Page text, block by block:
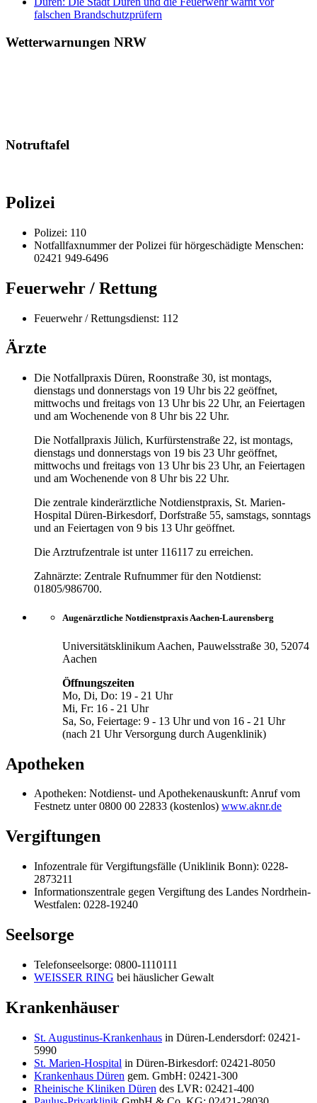
falschen Brandschutzprüfern
Wetterwarnungen NRW
Notruftafel
Polizei
Polizei: 110
Notfallfaxnummer der Polizei für hörgeschädigte Menschen:
02421 949-6496
Feuerwehr / Rettung
Feuerwehr / Rettungsdienst: 112
Ärzte
Die Notfallpraxis Düren, Roonstraße 30, ist montags,
dienstags und donnerstags von 19 Uhr bis 22 geöffnet,
mittwochs und freitags von 13 Uhr bis 22 Uhr, an Feiertagen
und am Wochenende von 8 Uhr bis 22 Uhr.
Die Notfallpraxis Jülich, Kurfürstenstraße 22, ist montags,
dienstags und donnerstags von 19 bis 23 Uhr geöffnet,
mittwochs und freitags von 13 Uhr bis 23 Uhr, an Feiertagen
und am Wochenende von 8 Uhr bis 22 Uhr.
Die zentrale kinderärztliche Notdienstpraxis, St. Marien-
Hospital Düren-Birkesdorf, Dorfstraße 55, samstags, sonntags
und an Feiertagen von 9 bis 13 Uhr geöffnet.
Die Arztrufzentrale ist unter 116117 zu erreichen.
Zahnärzte: Zentrale Rufnummer für den Notdienst:
01805/986700.
Augenärztliche Notdienstpraxis Aachen-Laurensberg
Universitätsklinikum Aachen, Pauwelsstraße 30, 52074
Aachen
Öffnungszeiten
Mo, Di, Do: 19 - 21 Uhr
Mi, Fr: 16 - 21 Uhr
Sa, So, Feiertage: 9 - 13 Uhr und von 16 - 21 Uhr
(nach 21 Uhr Versorgung durch Augenklinik)
Apotheken
Apotheken: Notdienst- und Apothekenauskunft: Anruf vom
Festnetz unter 0800 00 22833 (kostenlos) www.aknr.de
Vergiftungen
Infozentrale für Vergiftungsfälle (Uniklinik Bonn): 0228-
2873211
Informationszentrale gegen Vergiftung des Landes Nordrhein-
Westfalen: 0228-19240
Seelsorge
Telefonseelsorge: 0800-1110111
WEISSER RING bei häuslicher Gewalt
Krankenhäuser
St. Augustinus-Krankenhaus in Düren-Lendersdorf: 02421-
5990
St. Marien-Hospital in Düren-Birkesdorf: 02421-8050
Krankenhaus Düren gem. GmbH: 02421-300
Rheinische Kliniken Düren des LVR: 02421-400